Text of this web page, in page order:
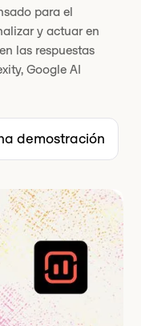
para el
y actuar en
las respuestas
Google AI
demostración